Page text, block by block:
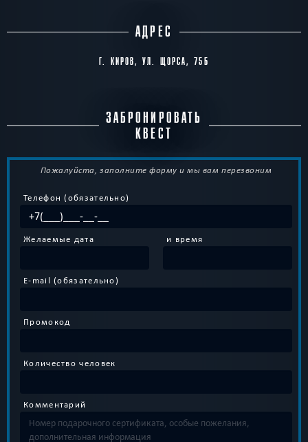
АДРЕС
Г. КИРОВ, УЛ. ЩОРСА, 75Б
ЗАБРОНИРОВАТЬ
КВЕСТ
Пожалуйста, заполните форму и мы вам перезвоним
Телефон (обязательно)
Желаемые дата и время
E-mail (обязательно)
Промокод
Количество человек
Комментарий